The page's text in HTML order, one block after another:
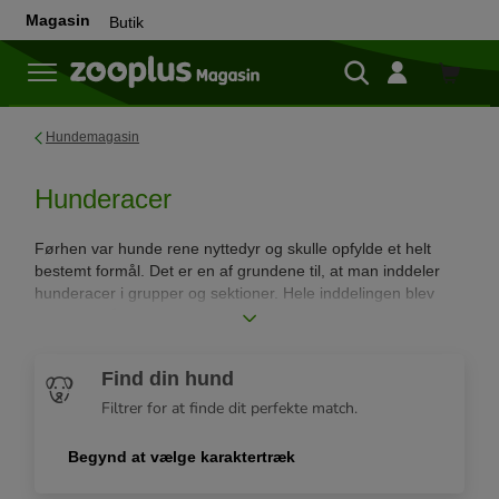
Magasin Butik
Butik
Hundemagasin
Hunderacer
Førhen var hunde rene nyttedyr og skulle opfylde et helt
bestemt formål. Det er en af grundene til, at man inddeler
hunderacer i grupper og sektioner. Hele inddelingen blev
defineret påny i 1983 af Raymond Triquet – nu er der 10
Find din hund
Filtrer for at finde dit perfekte match.
Begynd at vælge karaktertræk